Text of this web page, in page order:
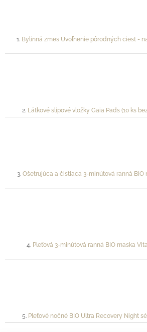
Bylinná zmes Uvoľnenie pôrodných ciest -
Látkové slipové vložky Gaia Pads (10 ks
Ošetrujúca a čistiaca 3-minútová ranná BIO
Pleťová 3-minútová ranná BIO maska
Pleťové nočné BIO Ultra Recovery Night